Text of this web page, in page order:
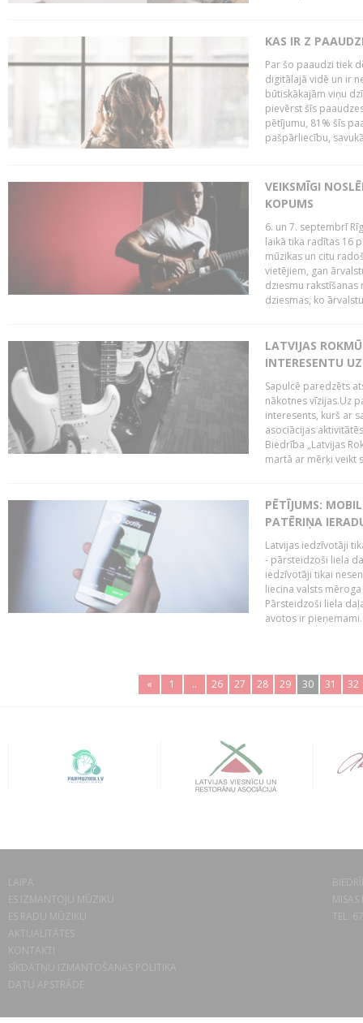
KAS IR Z
Par šo paaudzi tiek
digitālajā vidē un ir
būtiskākajām viņu
pievērst šīs
pētījumu, 81% šīs
pašpārliecību,
VEIKSMĪGI
KOPUMS
6. un 7. septembrī
laikā tika radītas 16
mūzikas un citu
vietējiem, gan
dziesmu
dziesmas, ko
LATVIJAS
INTERESENTU
Sapulcē paredzēts
nākotnes vīzijas.Uz
interesents, kurš ar
asociācijas
Biedrība „Latvijas
martā ar mērķi veikt
PĒTĪJUMS:
PATĒRIŅA
Latvijas iedzīvotāji
- pārsteidzoši liela
iedzīvotāji tikai
liecina valsts
Pārsteidzoši liela
avotos ir
« 1 .. 26 27 28 29 30 31 32
LAIPA
ES IZMANTOJU MŪZIKU
ES RADU MŪZIKU
AKTUALITĀTES
KONTAKTI
SĪKDATŅU IZMANTOŠANAS POLITIKA
DATU APSTRĀDE
TEL.